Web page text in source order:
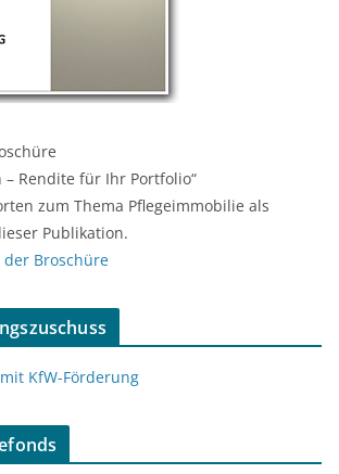
– Rendite für Ihr Portfolio“
zum Thema Pflegeimmobilie als
Publikation.
Broschüre
KfW-Förderung